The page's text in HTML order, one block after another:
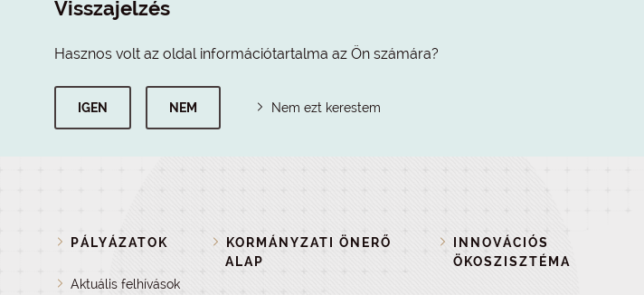
Visszajelzés
Hasznos volt az oldal információtartalma az Ön számára?
IGEN NEM Nem ezt kerestem
PÁLYÁZATOK
Aktuális felhívások
KORMÁNYZATI ÖNERŐ
ALAP
INNOVÁCIÓS
ÖKOSZISZTÉMA